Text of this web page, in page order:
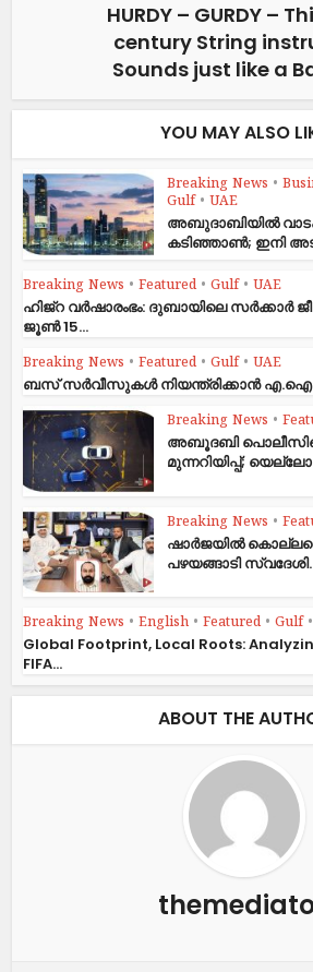
HURDY – GURDY –
century String
Sounds just like a
YOU MAY ALSO
Breaking News •
Gulf • UAE
അബുദാബിയിൽ
കടിഞ്ഞാൺ; ഇനി
Breaking News • Featured • Gulf • UAE
ഹിജ്‌റ വർഷാരംഭം: ദുബായിലെ സർക്കാർ
ജൂൺ 15...
Breaking News • Featured • Gulf • UAE
ബസ് സർവീസുകൾ നിയന്ത്രിക്കാൻ എ.ഐ
Breaking News •
അബൂദബി
മുന്നറിയിപ്പ്;
Breaking News •
ഷാര്‍ജയില്‍
പഴയങ്ങാടി
Breaking News • English • Featured • Gulf •
Global Footprint, Local Roots:
FIFA...
ABOUT THE